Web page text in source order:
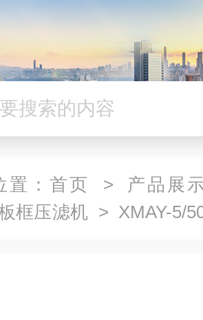
置： 首页 > 产品展
框压滤机 > XMAY-5/